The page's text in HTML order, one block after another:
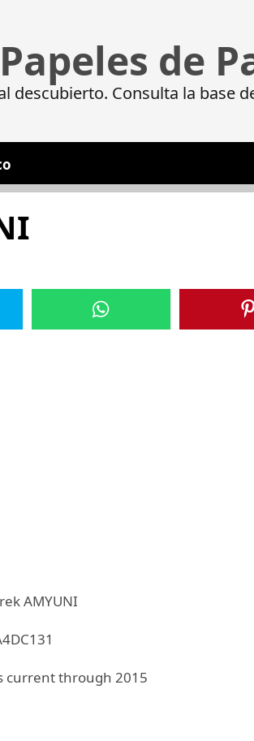
Papeles de
descubierto. Consulta la base
AMYUNI
current through 2015